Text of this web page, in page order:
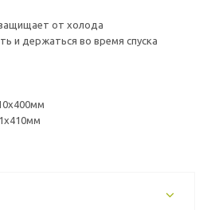
от холода
и держаться во время спуска